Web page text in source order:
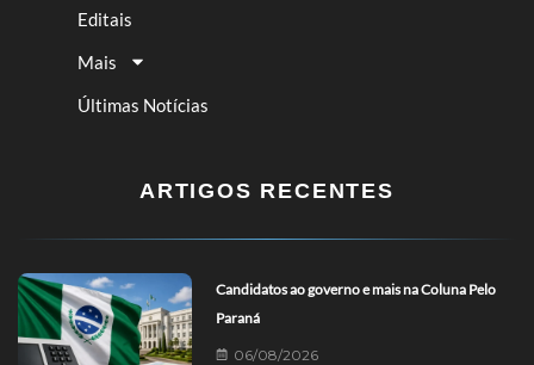
Editais
Mais
Últimas Notícias
ARTIGOS RECENTES
Candidatos ao governo e mais na Coluna Pelo
Paraná
06/08/2026